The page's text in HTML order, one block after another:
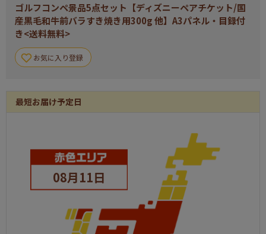
ゴルフコンペ景品5点セット【ディズニーペアチケット/国
産黒毛和牛前バラすき焼き用300g 他】A3パネル・目録付
き<送料無料>
お気に入り登録
最短お届け予定日
08月11日